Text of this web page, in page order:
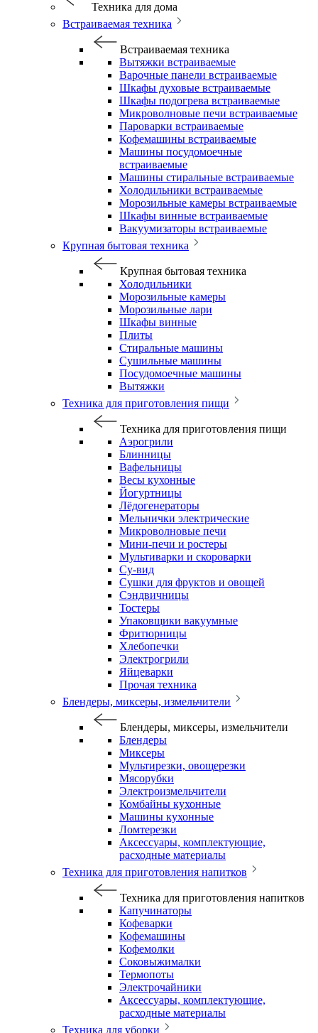
Техника для дома
Встраиваемая техника
Встраиваемая техника
Вытяжки встраиваемые
Варочные панели встраиваемые
Шкафы духовые встраиваемые
Шкафы подогрева встраиваемые
Микроволновые печи встраиваемые
Пароварки встраиваемые
Кофемашины встраиваемые
Машины посудомоечные
встраиваемые
Машины стиральные встраиваемые
Холодильники встраиваемые
Морозильные камеры встраиваемые
Шкафы винные встраиваемые
Вакуумизаторы встраиваемые
Крупная бытовая техника
Крупная бытовая техника
Холодильники
Морозильные камеры
Морозильные лари
Шкафы винные
Плиты
Стиральные машины
Сушильные машины
Посудомоечные машины
Вытяжки
Техника для приготовления пищи
Техника для приготовления пищи
Аэрогрили
Блинницы
Вафельницы
Весы кухонные
Йогуртницы
Лёдогенераторы
Мельнички электрические
Микроволновые печи
Мини-печи и ростеры
Мультиварки и скороварки
Су-вид
Сушки для фруктов и овощей
Сэндвичницы
Тостеры
Упаковщики вакуумные
Фритюрницы
Хлебопечки
Электрогрили
Яйцеварки
Прочая техника
Блендеры, миксеры, измельчители
Блендеры, миксеры, измельчители
Блендеры
Миксеры
Мультирезки, овощерезки
Мясорубки
Электроизмельчители
Комбайны кухонные
Машины кухонные
Ломтерезки
Аксессуары, комплектующие,
расходные материалы
Техника для приготовления напитков
Техника для приготовления напитков
Капучинаторы
Кофеварки
Кофемашины
Кофемолки
Соковыжималки
Термопоты
Электрочайники
Аксессуары, комплектующие,
расходные материалы
Техника для уборки